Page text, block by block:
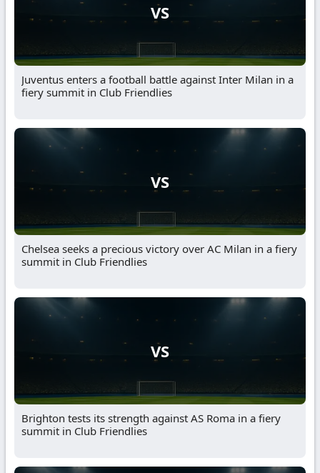
VS
Juventus enters a football battle against Inter Milan in a
fiery summit in Club Friendlies
VS
Chelsea seeks a precious victory over AC Milan in a fiery
summit in Club Friendlies
VS
Brighton tests its strength against AS Roma in a fiery
summit in Club Friendlies